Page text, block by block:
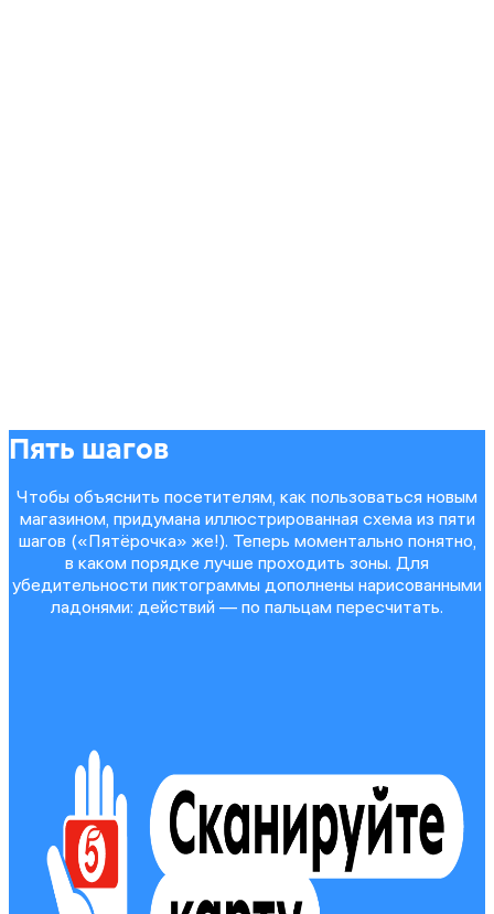
Пять шагов
Чтобы объяснить посетителям, как пользоваться новым
магазином, придумана иллюстрированная схема из пяти
шагов («Пятёрочка» же!). Теперь моментально понятно,
в каком порядке лучше проходить зоны. Для
убедительности пиктограммы дополнены нарисованными
ладонями: действий — по пальцам пересчитать.